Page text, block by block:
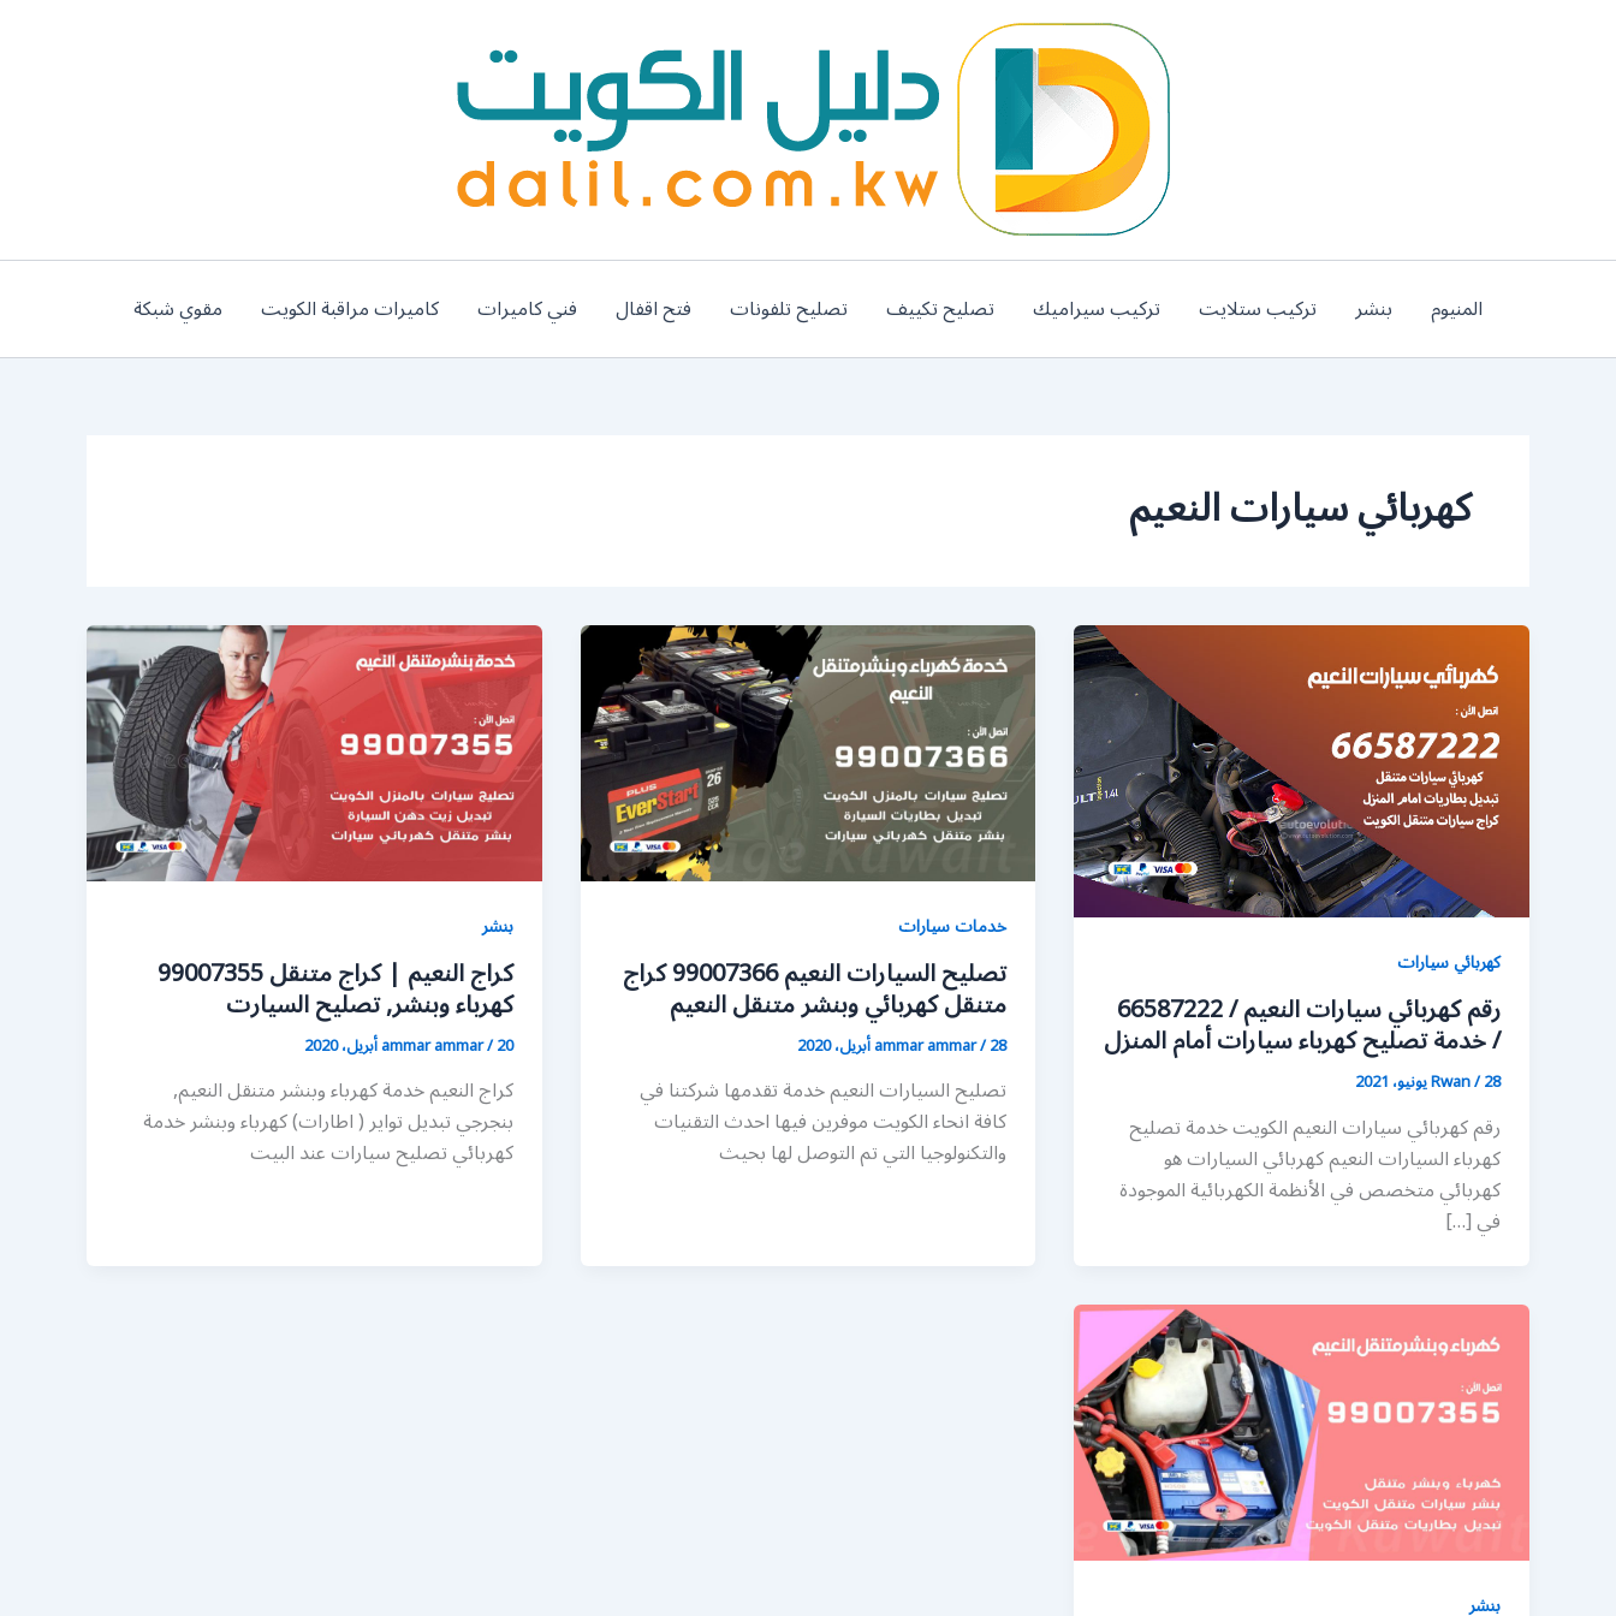
المنيوم بنشر تركيب ستلايت تركيب سيراميك تصليح تكييف تصليح تلفونات فتح اقفال فني كاميرات كاميرات مراقبة الكويت مقوي شبكة
كهربائي سيارات النعيم
كهربائي سيارات
رقم كهربائي سيارات النعيم / 66587222
/ خدمة تصليح كهرباء سيارات أمام المنزل
Rwan/28 يونيو، 2021
رقم كهربائي سيارات النعيم الكويت خدمة تصليح
كهرباء السيارات النعيم كهربائي السيارات هو
كهربائي متخصص في الأنظمة الكهربائية الموجودة
في […]
خدمات سيارات
تصليح السيارات النعيم 99007366 كراج
متنقل كهربائي وبنشر متنقل النعيم
ammar ammar/28 أبريل، 2020
تصليح السيارات النعيم خدمة تقدمها شركتنا في
كافة انحاء الكويت موفرين فيها احدث التقنيات
والتكنولوجيا التي تم التوصل لها بحيث
بنشر
كراج النعيم | كراج متنقل 99007355
كهرباء وبنشر, تصليح السيارت
ammar ammar/20 أبريل، 2020
كراج النعيم خدمة كهرباء وبنشر متنقل النعيم,
بنجرجي تبديل تواير ( اطارات) كهرباء وبنشر خدمة
كهربائي تصليح سيارات عند البيت
بنشر